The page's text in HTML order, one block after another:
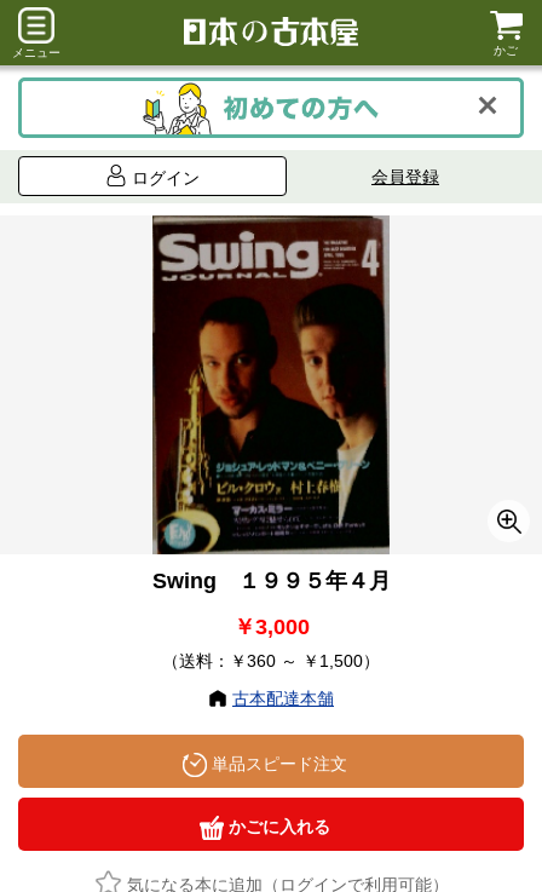
メニュー かご
ログイン 会員登録
Swing １９９５年４月
￥3,000
（送料：￥360 ～ ￥1,500）
古本配達本舗
単品スピード注文
かごに入れる
気になる本に追加（ログインで利用可能）